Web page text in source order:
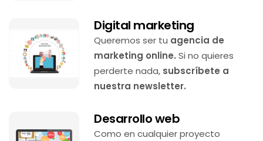
Digital marketing
Queremos ser tu agencia de
marketing online. Si no quieres
perderte nada, subscríbete a
nuestra newsletter.
Desarrollo web
Como en cualquier proyecto